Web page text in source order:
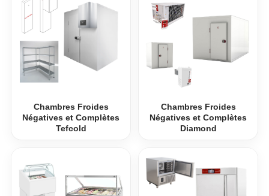
Chambres Froides
Négatives et Complètes
Tefcold
Chambres Froides
Négatives et Complètes
Diamond